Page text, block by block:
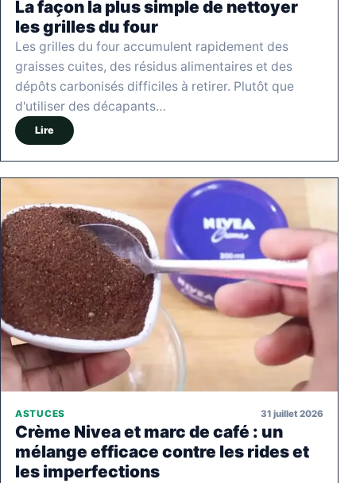
La façon la plus simple de nettoyer
les grilles du four
Les grilles du four accumulent rapidement des
graisses cuites, des résidus alimentaires et des
dépôts carbonisés difficiles à retirer. Plutôt que
d'utiliser des décapants…
Lire
ASTUCES 31 juillet 2026
Crème Nivea et marc de café : un
mélange efficace contre les rides et
les imperfections